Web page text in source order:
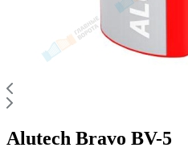
Alutech Bravo BV-5